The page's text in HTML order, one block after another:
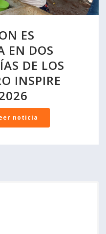
ES
EN DOS
DE LOS
INSPIRE
noticia